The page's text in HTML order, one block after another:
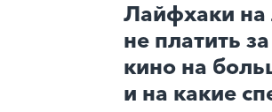
Лайфхаки на
не платить
кино на
и на какие